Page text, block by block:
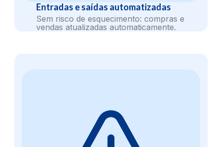
Entradas e saídas automatizadas
Sem risco de esquecimento: compras e
vendas atualizadas automaticamente.